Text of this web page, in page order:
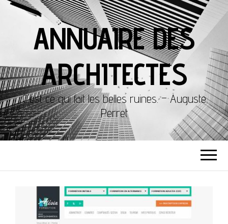
ANNUAIRE DES
ARCHITECTES
C'est ce qui fait les belles ruines. – Auguste
Perret